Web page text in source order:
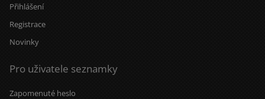
Přihlášení
Registrace
Novinky
Pro uživatele seznamky
Zapomenuté heslo